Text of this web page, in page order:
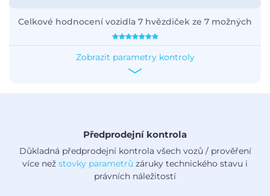
Celkové hodnocení vozidla 7 hvězdiček ze 7 možných
Zobrazit parametry kontroly
Předprodejní kontrola
Důkladná předprodejní kontrola všech vozů / prověření
více než stovky parametrů záruky technického stavu i
právních náležitostí